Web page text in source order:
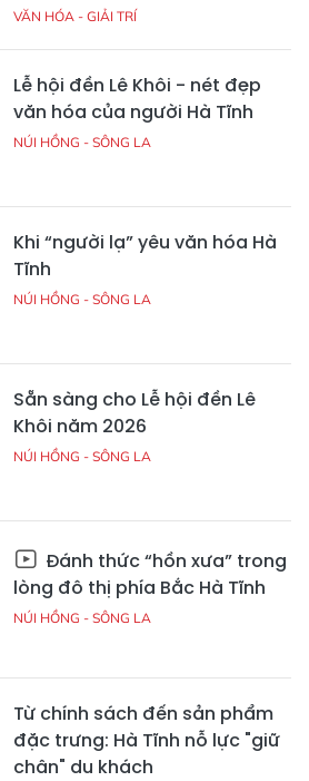
VĂN HÓA - GIẢI TRÍ
Lễ hội đền Lê Khôi - nét đẹp
văn hóa của người Hà Tĩnh
NÚI HỒNG - SÔNG LA
Khi “người lạ” yêu văn hóa Hà
Tĩnh
NÚI HỒNG - SÔNG LA
Sẵn sàng cho Lễ hội đền Lê
Khôi năm 2026
NÚI HỒNG - SÔNG LA
Đánh thức “hồn xưa” trong
lòng đô thị phía Bắc Hà Tĩnh
NÚI HỒNG - SÔNG LA
Từ chính sách đến sản phẩm
đặc trưng: Hà Tĩnh nỗ lực "giữ
chân" du khách